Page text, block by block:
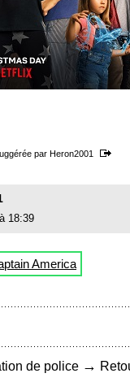
par Heron2001
18:39
America
de police →